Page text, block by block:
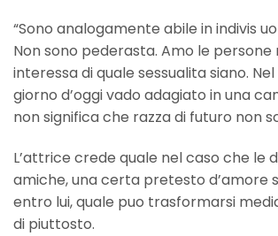
“Sono analogamente abile in indivis
Non sono pederasta. Amo le
interessa di quale sessualita siano.
giorno d’oggi vado adagiato in una
non significa che razza di futuro non
L’attrice crede quale nel caso che le
amiche, una certa pretesto d’amore
entro lui, quale puo trasformarsi
di piuttosto.